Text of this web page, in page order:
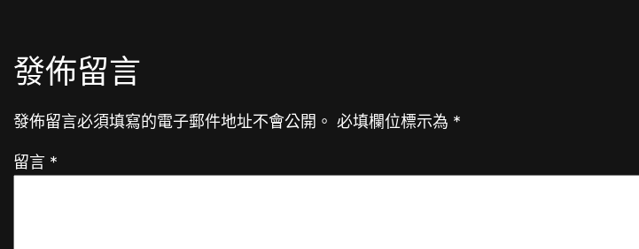
發佈留言
發佈留言必須填寫的電子郵件地址不會公開。 必填欄位標示為 *
留言 *